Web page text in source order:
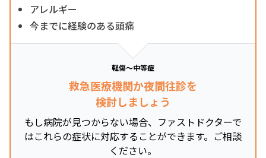
アレルギー
今までに経験のある頭痛
軽傷～中等症
救急医療機関か夜間往診を
検討しましょう
もし病院が見つからない場合、ファストドクターで
はこれらの症状に対応することができます。ご相談
ください。